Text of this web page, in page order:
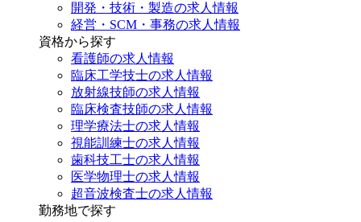
開発・技術・製造の求人情報
経営・SCM・事務の求人情報
資格から探す
看護師の求人情報
臨床工学技士の求人情報
放射線技師の求人情報
臨床検査技師の求人情報
理学療法士の求人情報
視能訓練士の求人情報
歯科技工士の求人情報
医学物理士の求人情報
超音波検査士の求人情報
勤務地で探す